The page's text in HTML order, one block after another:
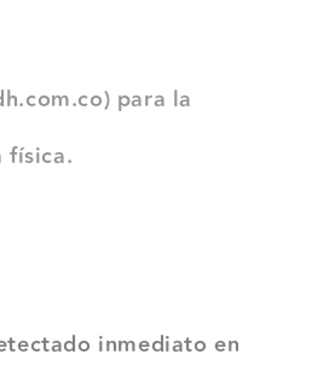
para la
física.
inmediato en